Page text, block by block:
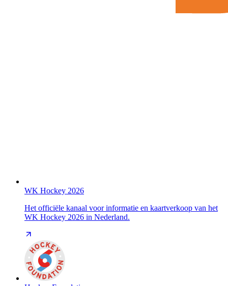
WK Hockey 2026
Het officiële kanaal voor informatie en kaartverkoop van het
WK Hockey 2026 in Nederland.